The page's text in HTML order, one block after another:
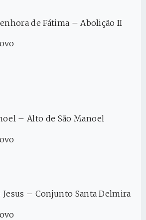
de Fátima – Abolição II
– Alto de São Manoel
– Conjunto Santa Delmira